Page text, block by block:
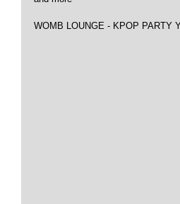
WOMB LOUNGE - KPOP PARTY